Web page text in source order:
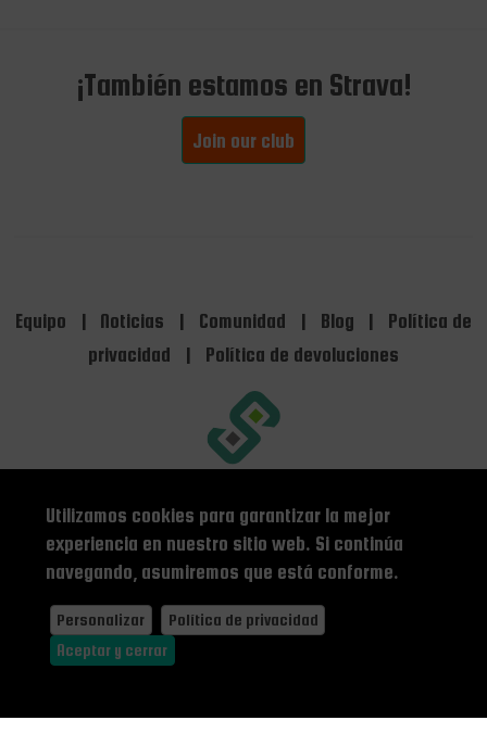
¡También estamos en Strava!
Join our club
Equipo | Noticias | Comunidad | Blog |
Política de
privacidad
| Política de devoluciones
theteam@stick-legs.com
© 2026 StickLegs. Todos los derechos reservados.
Language -
| | |
Utilizamos cookies para garantizar la mejor
experiencia en nuestro sitio web. Si continúa
navegando, asumiremos que está conforme.
Personalizar
Política de privacidad
Aceptar y cerrar